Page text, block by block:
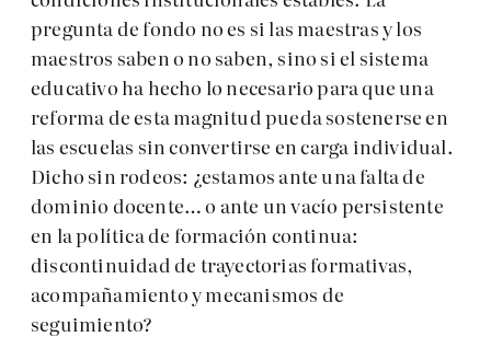
pregunta de fondo no es si las maestras y los
maestros saben o no saben, sino si el sistema
educativo ha hecho lo necesario para que una
reforma de esta magnitud pueda sostenerse en
las escuelas sin convertirse en carga individual.
Dicho sin rodeos: ¿estamos ante una falta de
dominio docente… o ante un vacío persistente
en la política de formación continua:
discontinuidad de trayectorias formativas,
acompañamiento y mecanismos de
seguimiento?